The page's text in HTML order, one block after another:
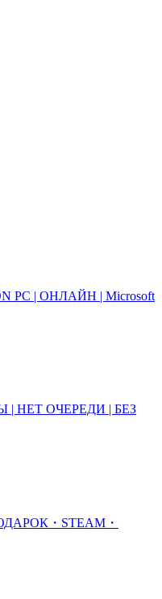
PC | ОНЛАЙН | Microsoft
| НЕТ ОЧЕРЕДИ | БЕЗ
・STEAM・